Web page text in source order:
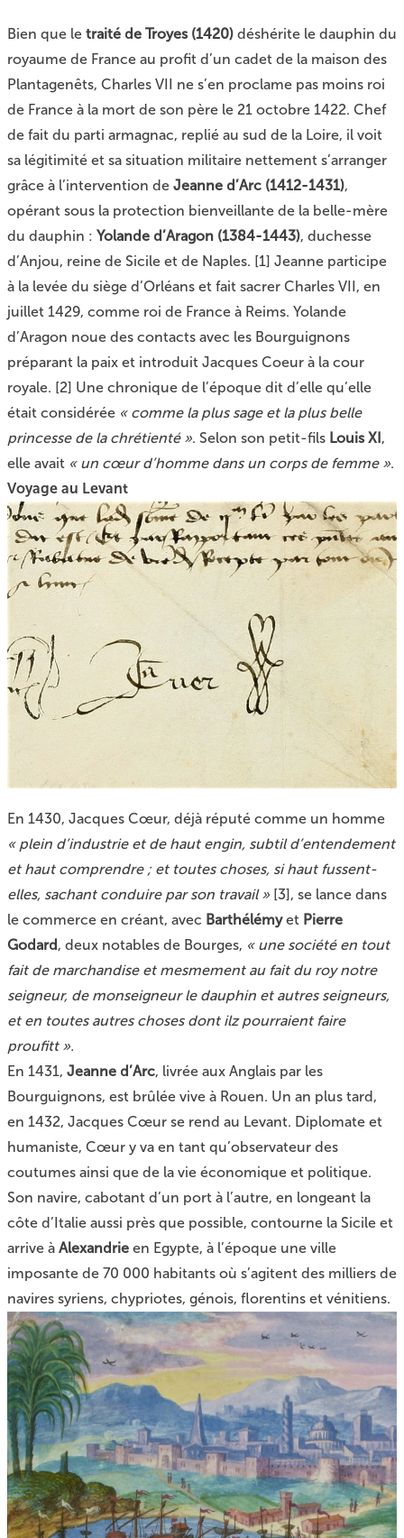
Bien que le traité de Troyes (1420) déshérite le dauphin du
royaume de France au profit d’un cadet de la maison des
Plantagenêts, Charles VII ne s’en proclame pas moins roi
de France à la mort de son père le 21 octobre 1422. Chef
de fait du parti armagnac, replié au sud de la Loire, il voit
sa légitimité et sa situation militaire nettement s’arranger
grâce à l’intervention de Jeanne d’Arc (1412-1431),
opérant sous la protection bienveillante de la belle-mère
du dauphin : Yolande d’Aragon (1384-1443), duchesse
d’Anjou, reine de Sicile et de Naples. [1] Jeanne participe
à la levée du siège d’Orléans et fait sacrer Charles VII, en
juillet 1429, comme roi de France à Reims. Yolande
d’Aragon noue des contacts avec les Bourguignons
préparant la paix et introduit Jacques Coeur à la cour
royale. [2] Une chronique de l’époque dit d’elle qu’elle
était considérée « comme la plus sage et la plus belle
princesse de la chrétienté ». Selon son petit-fils Louis XI,
elle avait « un cœur d’homme dans un corps de femme ».
Voyage au Levant
En 1430, Jacques Cœur, déjà réputé comme un homme
« plein d’industrie et de haut engin, subtil d’entendement
et haut comprendre ; et toutes choses, si haut fussent-
elles, sachant conduire par son travail »[3], se lance dans
le commerce en créant, avec Barthélémyet Pierre
Godard, deux notables de Bourges, « une société en tout
fait de marchandise et mesmement au fait du roy notre
seigneur, de monseigneur le dauphin et autres seigneurs,
et en toutes autres choses dont ilz pourraient faire
proufitt ».
En 1431, Jeanne d’Arc, livrée aux Anglais par les
Bourguignons, est brûlée vive à Rouen. Un an plus tard,
en 1432, Jacques Cœur se rend au Levant. Diplomate et
humaniste, Cœur y va en tant qu’observateur des
coutumes ainsi que de la vie économique et politique.
Son navire, cabotant d’un port à l’autre, en longeant la
côte d’Italie aussi près que possible, contourne la Sicile et
arrive à Alexandrie en Egypte, à l’époque une ville
imposante de 70 000 habitants où s’agitent des milliers de
navires syriens, chypriotes, génois, florentins et vénitiens.